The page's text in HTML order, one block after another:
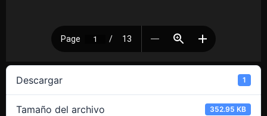
Descargar 1
Tamaño del archivo 352.95 KB